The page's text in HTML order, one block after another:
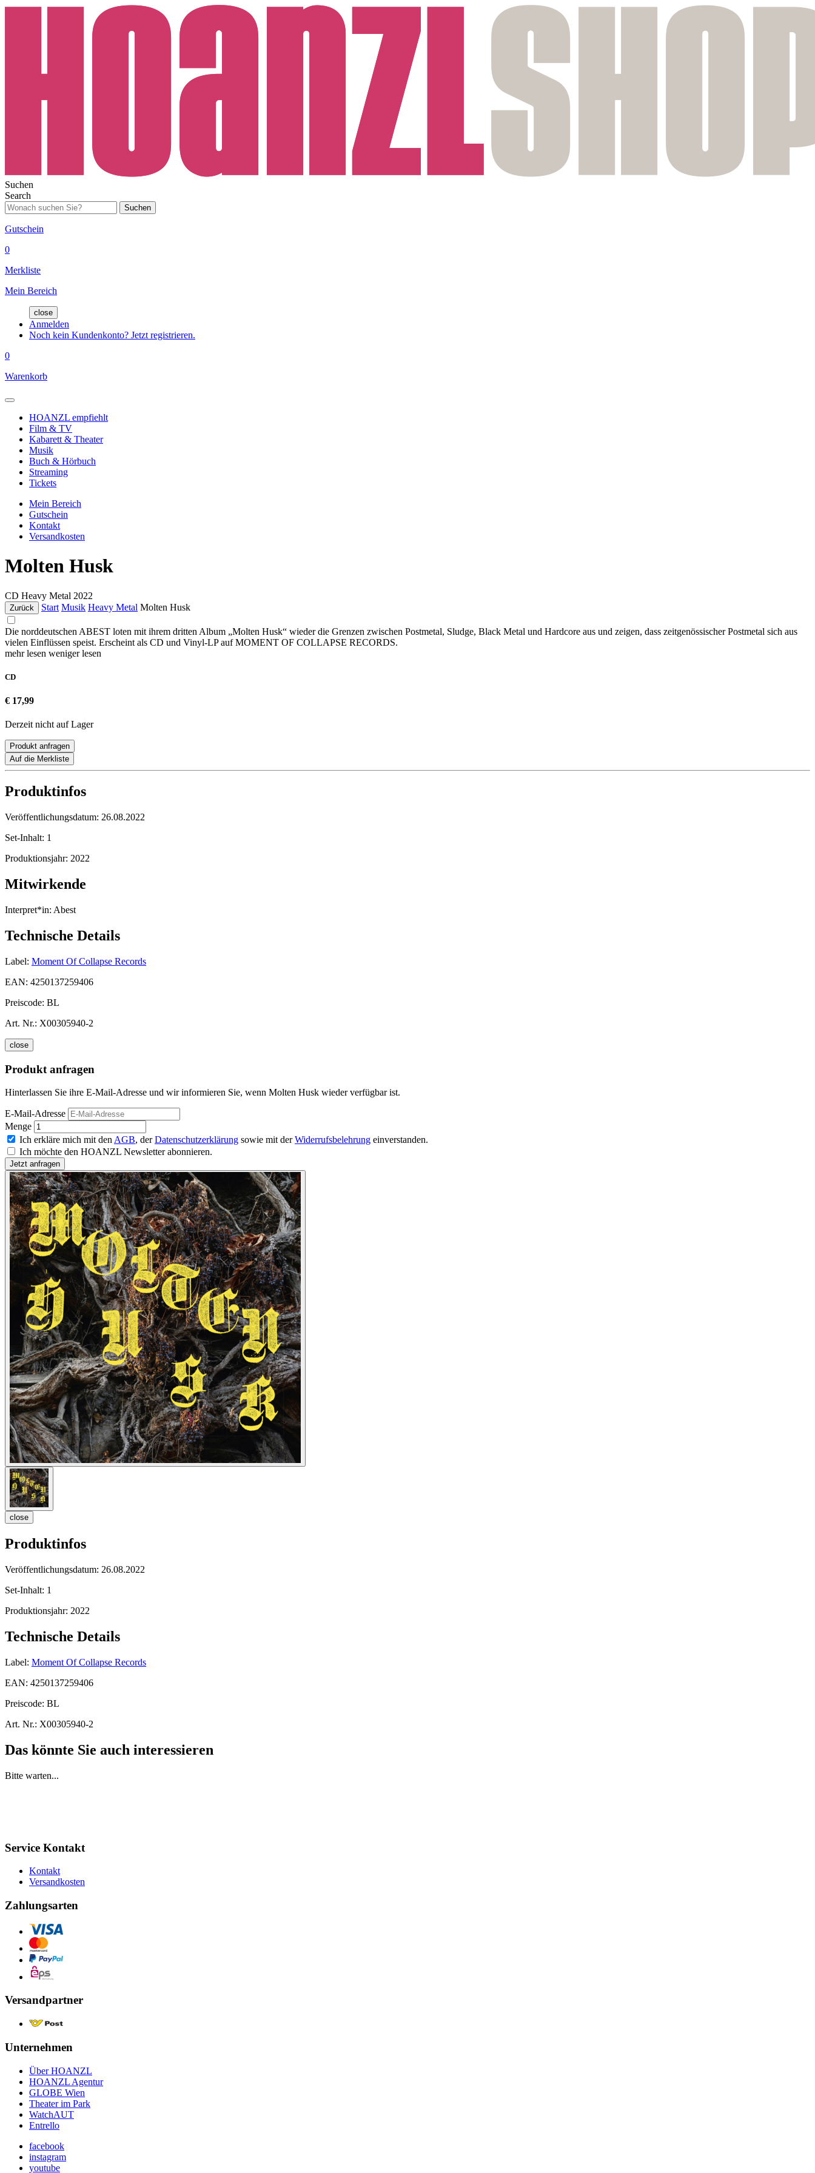
Suchen
Search
Suchen
Gutschein
0
Merkliste
Mein Bereich
close
Anmelden
Noch kein Kundenkonto? Jetzt registrieren.
0
Warenkorb
HOANZL empfiehlt
Film & TV
Kabarett & Theater
Musik
Buch & Hörbuch
Streaming
Tickets
Mein Bereich
Gutschein
Kontakt
Versandkosten
Molten Husk
CD Heavy Metal 2022
Zurück Start Musik Heavy Metal Molten Husk
Die norddeutschen ABEST loten mit ihrem dritten Album „Molten Husk“ wieder die Grenzen zwischen Postmetal, Sludge, Black Metal und Hardcore aus und zeigen, dass zeitgenössischer Postmetal sich aus
vielen Einflüssen speist. Erscheint als CD und Vinyl-LP auf MOMENT OF COLLAPSE RECORDS.
mehr lesen weniger lesen
CD
€ 17,99
Derzeit nicht auf Lager
Produkt anfragen
Auf die Merkliste
Produktinfos
Veröffentlichungsdatum: 26.08.2022
Set-Inhalt: 1
Produktionsjahr: 2022
Mitwirkende
Interpret*in: Abest
Technische Details
Label: Moment Of Collapse Records
EAN: 4250137259406
Preiscode: BL
Art. Nr.: X00305940-2
close
Produkt anfragen
Hinterlassen Sie ihre E-Mail-Adresse und wir informieren Sie, wenn Molten Husk wieder verfügbar ist.
E-Mail-Adresse
Menge
Ich erkläre mich mit den AGB, derDatenschutzerklärung sowie mit derWiderrufsbelehrung einverstanden.
Ich möchte den HOANZL Newsletter abonnieren.
close
Produktinfos
Veröffentlichungsdatum: 26.08.2022
Set-Inhalt: 1
Produktionsjahr: 2022
Technische Details
Label: Moment Of Collapse Records
EAN: 4250137259406
Preiscode: BL
Art. Nr.: X00305940-2
Das könnte Sie auch interessieren
Bitte warten...
Service Kontakt
Kontakt
Versandkosten
Zahlungsarten
Versandpartner
Unternehmen
Über HOANZL
HOANZL Agentur
GLOBE Wien
Theater im Park
WatchAUT
Entrello
facebook
instagram
youtube